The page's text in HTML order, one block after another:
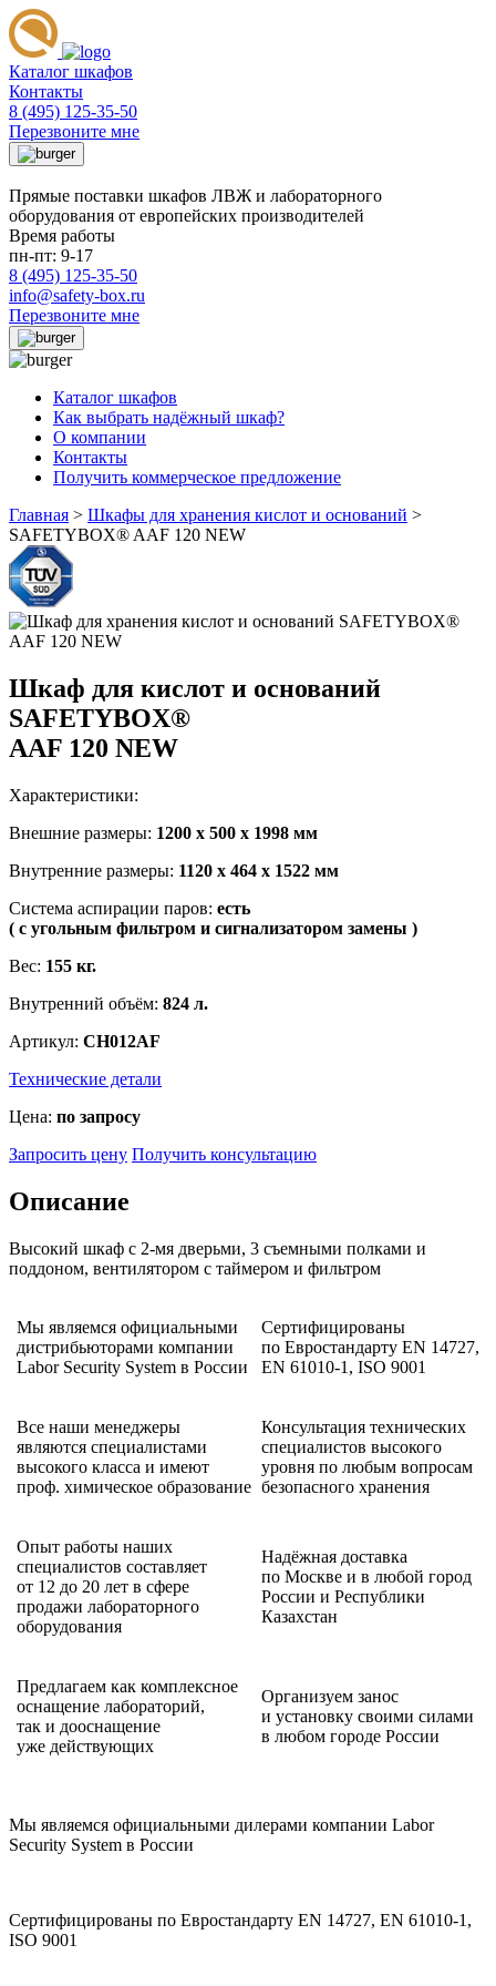
Каталог шкафов
Контакты
8 (495) 125-35-50
Перезвоните мне
Прямые поставки шкафов ЛВЖ и лабораторного
оборудования от европейских производителей
Время работы
пн-пт: 9-17
8 (495) 125-35-50
info@safety-box.ru
Перезвоните мне
Каталог шкафов
Как выбрать надёжный шкаф?
О компании
Контакты
Получить коммерческое предложение
Главная > Шкафы для хранения кислот и оснований >
SAFETYBOX® AAF 120 NEW
Шкаф для кислот и оснований
SAFETYBOX®
AAF 120 NEW
Характеристики:
Внешние размеры: 1200 x 500 x 1998 мм
Внутренние размеры: 1120 x 464 x 1522 мм
Система аспирации паров: есть
( с угольным фильтром и сигнализатором замены )
Вес: 155 кг.
Внутренний объём: 824 л.
Артикул: CH012AF
Технические детали
Цена: по запросу
Запросить цену Получить консультацию
Описание
Высокий шкаф с 2-мя дверьми, 3 съемными полками и
поддоном, вентилятором с таймером и фильтром
Мы являемся официальными
дистрибьюторами компании
Labor Security System в России
Сертифицированы
по Евростандарту EN 14727,
EN 61010-1, ISO 9001
Все наши менеджеры
являются специалистами
высокого класса и имеют
проф. химическое образование
Консультация технических
специалистов высокого
уровня по любым вопросам
безопасного хранения
Опыт работы наших
специалистов составляет
от 12 до 20 лет в сфере
продажи лабораторного
оборудования
Надёжная доставка
по Москве и в любой город
России и Республики
Казахстан
Предлагаем как комплексное
оснащение лабораторий,
так и дооснащение
уже действующих
Организуем занос
и установку своими силами
в любом городе России
Мы являемся официальными дилерами компании Labor
Security System в России
Сертифицированы по Евростандарту EN 14727, EN 61010-1,
ISO 9001